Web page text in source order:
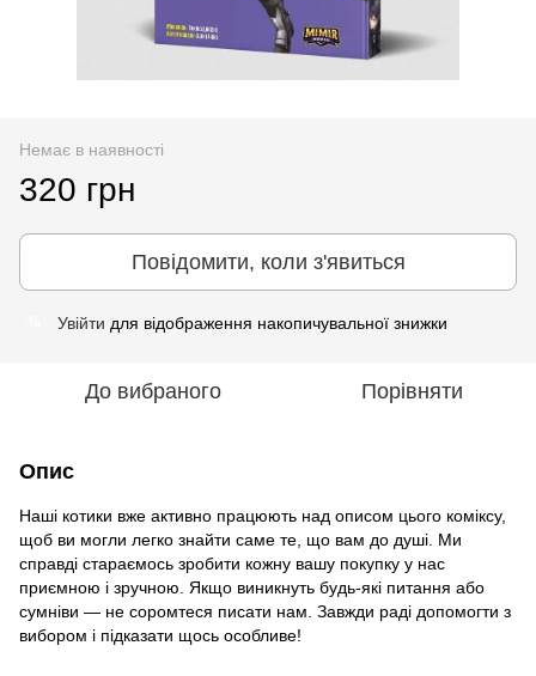
Немає в наявності
320 грн
Повідомити, коли з'явиться
Увійти для відображення накопичувальної знижки
До вибраного Порівняти
Опис
Наші котики вже активно працюють над описом цього коміксу,
щоб ви могли легко знайти саме те, що вам до душі. Ми
справді стараємось зробити кожну вашу покупку у нас
приємною і зручною. Якщо виникнуть будь-які питання або
сумніви — не соромтеся писати нам. Завжди раді допомогти з
вибором і підказати щось особливе!